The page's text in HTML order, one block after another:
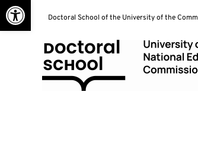
Open toolbar
Skip
to
Doctoral School of the University of the